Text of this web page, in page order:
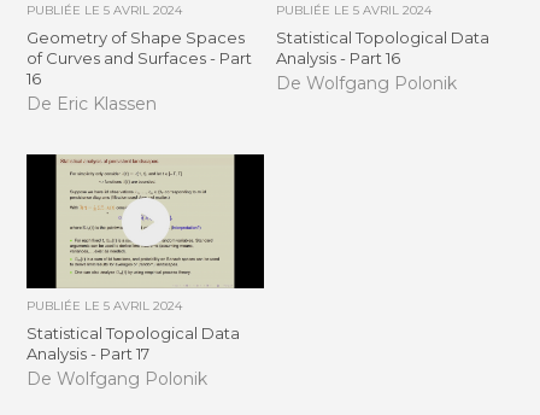
PUBLIÉE LE5 AVRIL 2024
Geometry of Shape Spaces
of Curves and Surfaces - Part
16
De Eric Klassen
PUBLIÉE LE 5 AVRIL 2024
Statistical Topological Data
Analysis - Part 16
De Wolfgang Polonik
PUBLIÉE LE5 AVRIL 2024
Statistical Topological Data
Analysis - Part 17
De Wolfgang Polonik